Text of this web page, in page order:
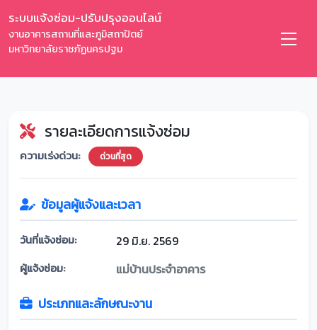
ระบบแจ้งซ่อม-ปรับปรุงออนไลน์
งานอาคารสถานที่และภูมิสถาปัตย์
มหาวิทยาลัยราชภัฏนครปฐม
รายละเอียดการแจ้งซ่อม
ความเร่งด่วน: ด่วนที่สุด
ข้อมูลผู้แจ้งและเวลา
วันที่แจ้งซ่อม: 29 มิ.ย. 2569
ผู้แจ้งซ่อม: แม่บ้านประจำอาคาร
ประเภทและลักษณะงาน